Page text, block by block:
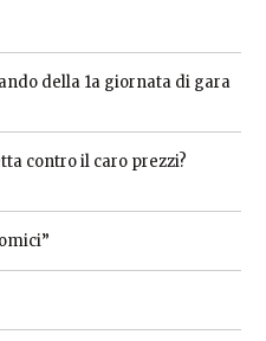
della 1a giornata di gara
contro il caro prezzi?